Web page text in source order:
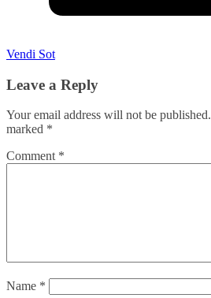
Vendi Sot
Leave a Reply
Your email address will not be published.
marked *
Comment *
Name *